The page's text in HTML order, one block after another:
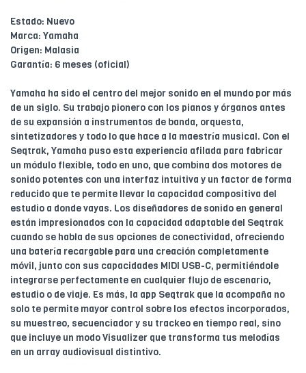
Estado: Nuevo
Marca: Yamaha
Origen: Malasia
Garantía: 6 meses (oficial)
Yamaha ha sido el centro del mejor sonido en el mundo por más
de un siglo. Su trabajo pionero con los pianos y órganos antes
de su expansión a instrumentos de banda, orquesta,
sintetizadores y todo lo que hace a la maestría musical. Con el
Seqtrak, Yamaha puso esta experiencia afilada para fabricar
un módulo flexible, todo en uno, que combina dos motores de
sonido potentes con una interfaz intuitiva y un factor de forma
reducido que te permite llevar la capacidad compositiva del
estudio a donde vayas. Los diseñadores de sonido en general
están impresionados con la capacidad adaptable del Seqtrak
cuando se habla de sus opciones de conectividad, ofreciendo
una batería recargable para una creación completamente
móvil, junto con sus capacidades MIDI USB-C, permitiéndole
integrarse perfectamente en cualquier flujo de escenario,
estudio o de viaje. Es más, la app Seqtrak que la acompaña no
solo te permite mayor control sobre los efectos incorporados,
su muestreo, secuenciador y su trackeo en tiempo real, sino
que incluye un modo Visualizer que transforma tus melodías
en un array audiovisual distintivo.